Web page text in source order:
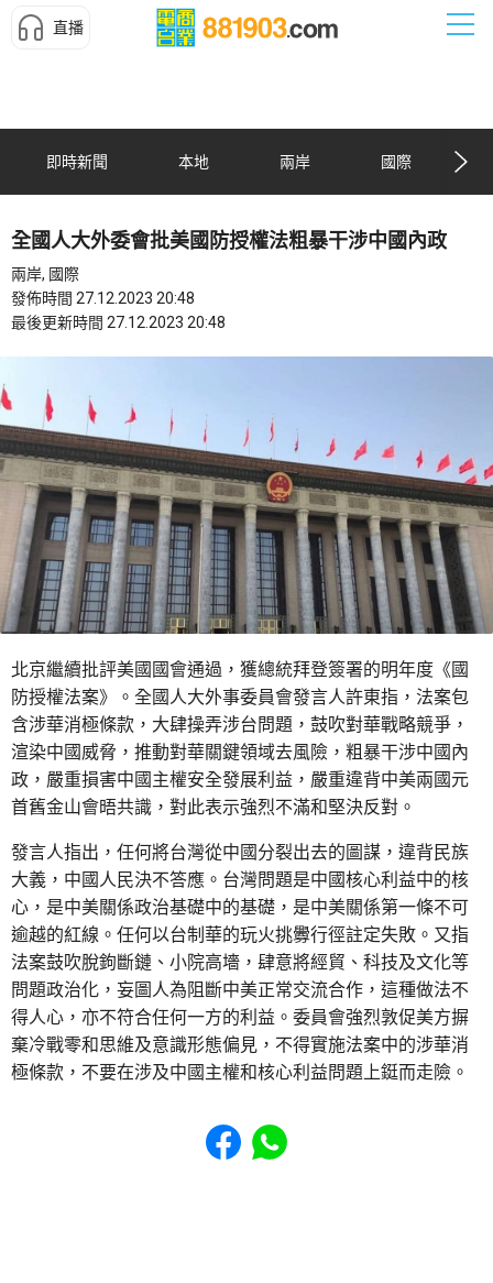
直播
即時新聞 本地 兩岸 國際
全國人大外委會批美國防授權法粗暴干涉中國內政
兩岸, 國際
發佈時間 27.12.2023 20:48
最後更新時間 27.12.2023 20:48
北京繼續批評美國國會通過，獲總統拜登簽署的明年度《國
防授權法案》。全國人大外事委員會發言人許東指，法案包
含涉華消極條款，大肆操弄涉台問題，鼓吹對華戰略競爭，
渲染中國威脅，推動對華關鍵領域去風險，粗暴干涉中國內
政，嚴重損害中國主權安全發展利益，嚴重違背中美兩國元
首舊金山會晤共識，對此表示強烈不滿和堅決反對。
發言人指出，任何將台灣從中國分裂出去的圖謀，違背民族
大義，中國人民決不答應。台灣問題是中國核心利益中的核
心，是中美關係政治基礎中的基礎，是中美關係第一條不可
逾越的紅線。任何以台制華的玩火挑釁行徑註定失敗。又指
法案鼓吹脫鉤斷鏈、小院高墻，肆意將經貿、科技及文化等
問題政治化，妄圖人為阻斷中美正常交流合作，這種做法不
得人心，亦不符合任何一方的利益。委員會強烈敦促美方摒
棄冷戰零和思維及意識形態偏見，不得實施法案中的涉華消
極條款，不要在涉及中國主權和核心利益問題上鋌而走險。
Share to Facebook
Share to WhatsApp